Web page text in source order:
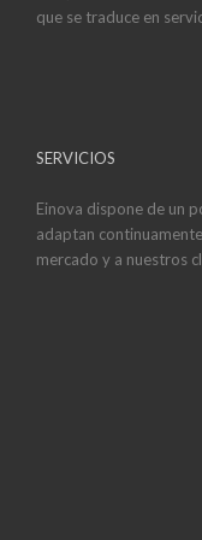
que se traduce en
SERVICIOS
Einova dispone de un
adaptan
mercado y a nuestros